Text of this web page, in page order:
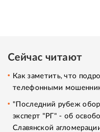
Сейчас читают
Как заметить, что
телефонными
"Последний рубеж
эксперт "РГ" - об
Славянской